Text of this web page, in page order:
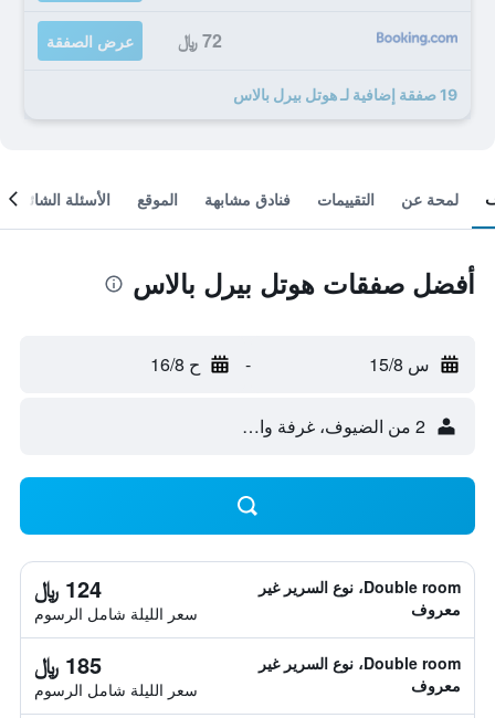
72 ﷼ عرض الصفقة
19 صفقة إضافية لـ هوتل بيرل بالاس
لمحة عن التقييمات فنادق مشابهة الموقع الأسئلة الشائعة
أفضل صفقات هوتل بيرل بالاس
س 15/8 - ح 16/8
2 من الضيوف، غرفة واحدة
Double room، نوع السرير غير
معروف
124 ﷼
سعر الليلة شامل الرسوم
Double room، نوع السرير غير
معروف
185 ﷼
سعر الليلة شامل الرسوم